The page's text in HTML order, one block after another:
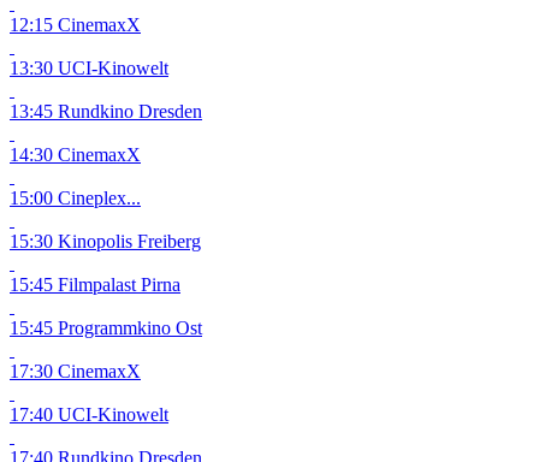
12:15 CinemaxX
13:30 UCI-Kinowelt
13:45 Rundkino Dresden
14:30 CinemaxX
15:00 Cineplex...
15:30 Kinopolis Freiberg
15:45 Filmpalast Pirna
15:45 Programmkino Ost
17:30 CinemaxX
17:40 UCI-Kinowelt
17:40 Rundkino Dresden